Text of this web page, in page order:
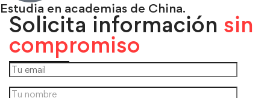
Estudia en academias de China.
Solicita información sin
compromiso